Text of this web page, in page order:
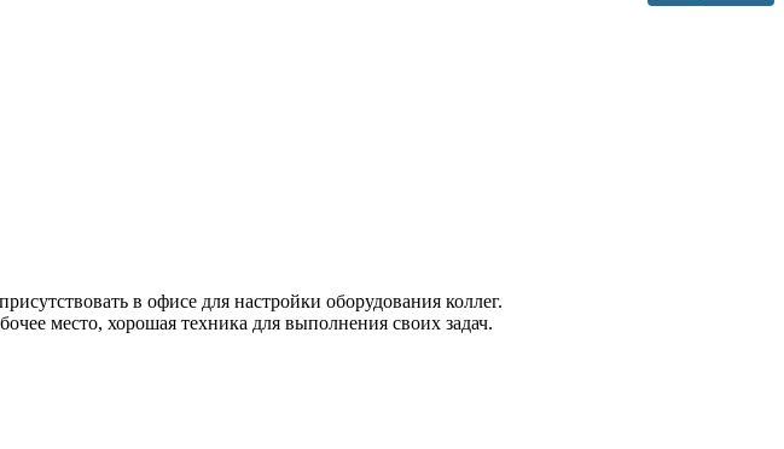
в офисе для настройки оборудования коллег.
место, хорошая техника для выполнения своих задач.